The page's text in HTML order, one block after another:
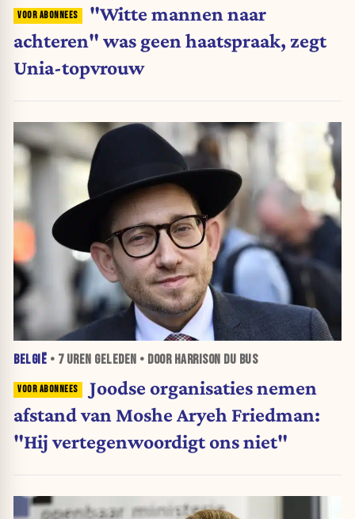
"Witte mannen naar
achteren" was geen haatspraak, zegt
Unia-topvrouw
BELGIË • 7 UREN GELEDEN • DOOR HARRISON DU BUS
Joodse organisaties nemen
afstand van Moshe Aryeh Friedman:
"Hij vertegenwoordigt ons niet"